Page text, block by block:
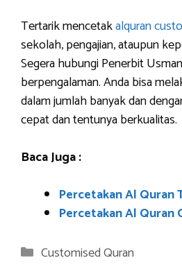
Tertarik mencetakalquran
sekolah, pengajian, ataupun
Segera hubungi Penerbit
berpengalaman. Anda bisa
dalam jumlah banyak dan
cepat dan tentunya berkualitas.
Baca Juga :
Percetakan Al Quran
Percetakan Al Quran
Categories
Customised Quran